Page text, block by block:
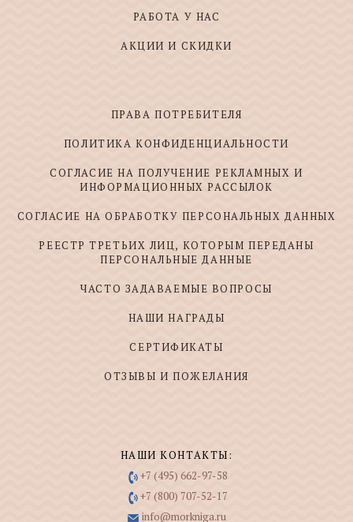
РАБОТА У НАС
АКЦИИ И СКИДКИ
ПРАВА ПОТРЕБИТЕЛЯ
ПОЛИТИКА КОНФИДЕНЦИАЛЬНОСТИ
СОГЛАСИЕ НА ПОЛУЧЕНИЕ РЕКЛАМНЫХ И
ИНФОРМАЦИОННЫХ РАССЫЛОК
СОГЛАСИЕ НА ОБРАБОТКУ ПЕРСОНАЛЬНЫХ ДАННЫХ
РЕЕСТР ТРЕТЬИХ ЛИЦ, КОТОРЫМ ПЕРЕДАНЫ
ПЕРСОНАЛЬНЫЕ ДАННЫЕ
ЧАСТО ЗАДАВАЕМЫЕ ВОПРОСЫ
НАШИ НАГРАДЫ
СЕРТИФИКАТЫ
ОТЗЫВЫ И ПОЖЕЛАНИЯ
НАШИ КОНТАКТЫ:
+7 (495) 662-97-58
+7 (800) 707-52-17
info@morkniga.ru